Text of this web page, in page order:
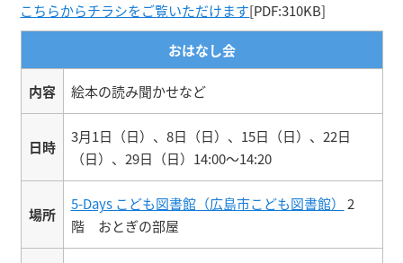
こちらからチラシをご覧いただけます[PDF:310KB]
おはなし会
内容 絵本の読み聞かせなど
日時
3月1日（日）、8日（日）、15日（日）、22日
（日）、29日（日）14:00～14:20
場所
5-Days こども図書館（広島市こども図書館）
2
階 おとぎの部屋